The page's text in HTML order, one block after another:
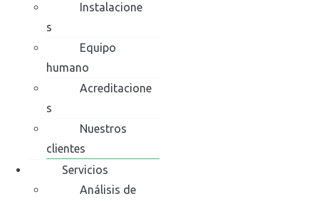
Instalacione
s
Equipo
humano
Acreditacione
s
Nuestros
clientes
Servicios
Análisis de